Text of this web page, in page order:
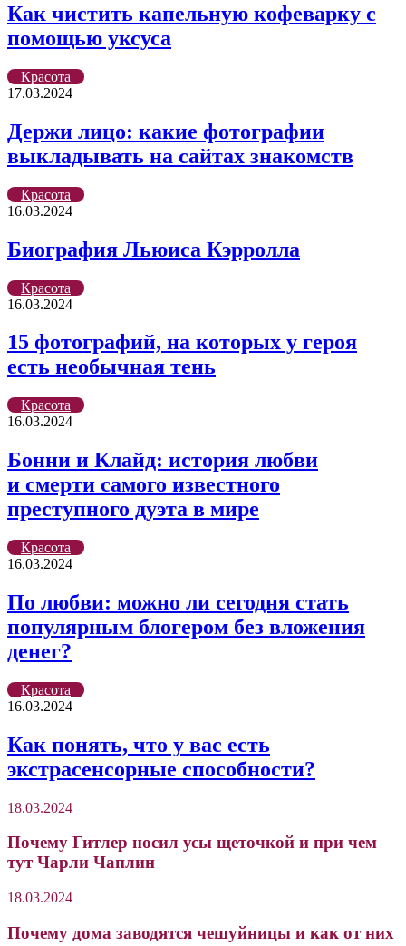
Как чистить капельную кофеварку с
помощью уксуса
Красота
17.03.2024
Держи лицо: какие фотографии
выкладывать на сайтах знакомств
Красота
16.03.2024
Биография Льюиса Кэрролла
Красота
16.03.2024
15 фотографий, на которых у героя
есть необычная тень
Красота
16.03.2024
Бонни и Клайд: история любви
и смерти самого известного
преступного дуэта в мире
Красота
16.03.2024
По любви: можно ли сегодня стать
популярным блогером без вложения
денег?
Красота
16.03.2024
Как понять, что у вас есть
экстрасенсорные способности?
18.03.2024
Почему Гитлер носил усы щеточкой и при чем
тут Чарли Чаплин
18.03.2024
Почему дома заводятся чешуйницы и как от них